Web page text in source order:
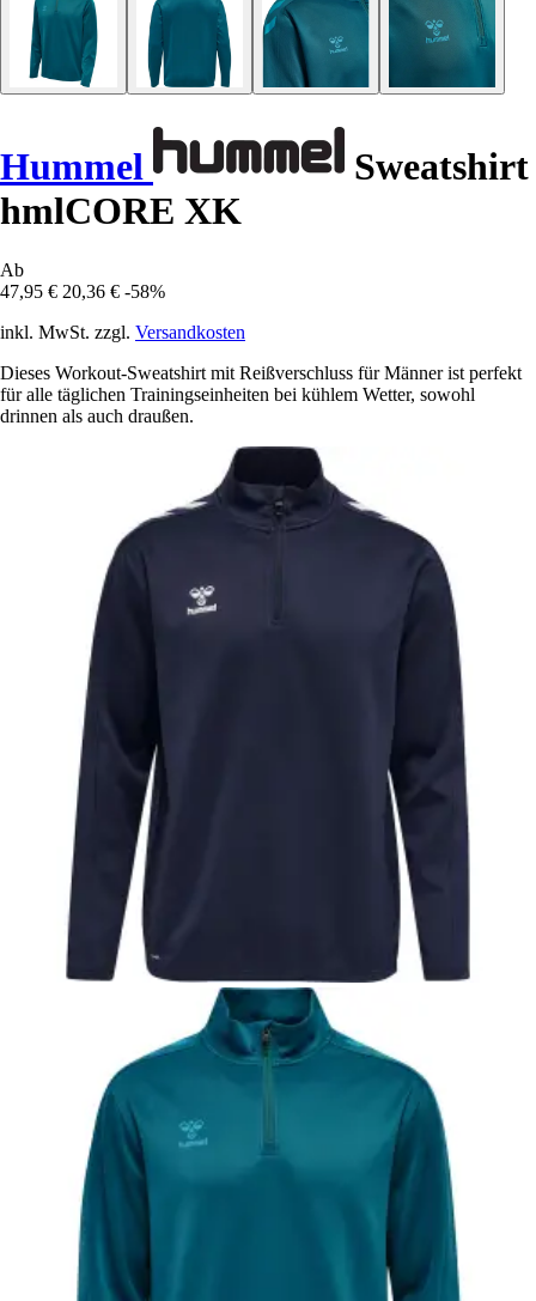
Hummel
Sweatshirt
hmlCORE XK
Ab
47,95 € 20,36 € -58%
inkl. MwSt. zzgl. Versandkosten
Dieses Workout-Sweatshirt mit Reißverschluss für Männer ist perfekt
für alle täglichen Trainingseinheiten bei kühlem Wetter, sowohl
drinnen als auch draußen.